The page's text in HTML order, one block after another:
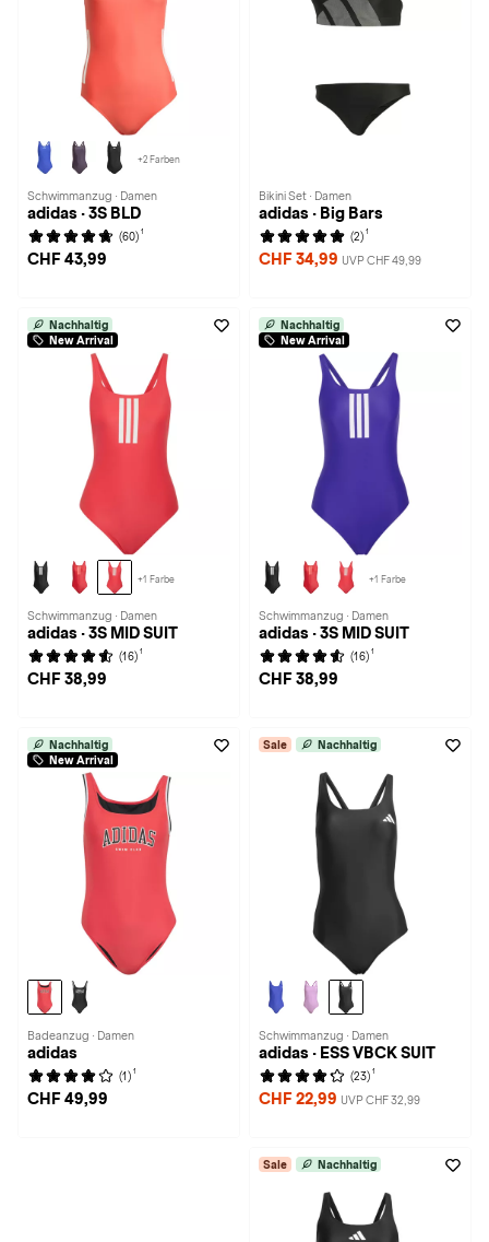
+2 Farben
Schwimmanzug · Damen
adidas · 3S BLD
(60) 1
CHF 43,99
Bikini Set · Damen
adidas · Big Bars
(2) 1
CHF 34,99 UVP CHF 49,99
Nachhaltig
New Arrival
+1 Farbe
Schwimmanzug · Damen
adidas · 3S MID SUIT
(16) 1
CHF 38,99
Nachhaltig
New Arrival
+1 Farbe
Schwimmanzug · Damen
adidas · 3S MID SUIT
(16) 1
CHF 38,99
Nachhaltig
New Arrival
Badeanzug · Damen
adidas
(1) 1
CHF 49,99
Sale Nachhaltig
Schwimmanzug · Damen
adidas · ESS VBCK SUIT
(23) 1
CHF 22,99 UVP CHF 32,99
Sale Nachhaltig